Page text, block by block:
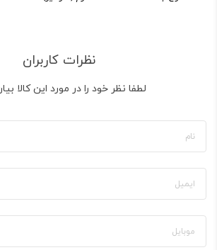
نظرات کاربران
لطفا نظر خود را در مورد این کالا